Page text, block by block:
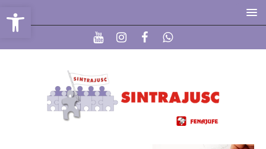
Abrir a barra de ferramentas